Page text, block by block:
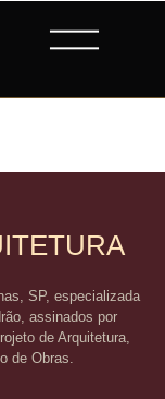
SP, especializada
assinados por
de Arquitetura,
de Obras.